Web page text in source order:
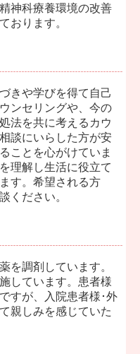
神科療養環境の改善
おります。
きや学びを得て自己
ンセリングや、今の
法を共に考えるカウ
談にいらした方が安
ことを心がけていま
理解し生活に役立て
す。希望される方
ください。
を調剤しています。
しています。患者様
すが、入院患者様･外
親しみを感じていた